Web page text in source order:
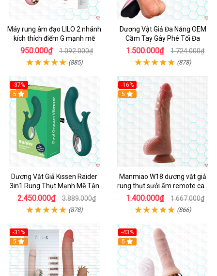
Máy rung âm đạo LILO 2 nhánh
kích thích điểm G mạnh mẽ
950.000₫ 1.092.000₫
(885)
Dương Vật Giả Đa Năng OEM
Cầm Tay Gây Phê Tối Đa
1.500.000₫ 1.724.000₫
(878)
-37%
Hot
5
Dương Vật Giả Kissen Raider
3in1 Rung Thụt Mạnh Mẽ Tận
Hưởng
2.450.000₫ 3.889.000₫
(878)
-16%
Hot
5
Manmiao W18 dương vật giả
rung thụt sưởi ấm remote cao
cấp
1.400.000₫ 1.667.000₫
(866)
-31%
5
-43%
Hot
5